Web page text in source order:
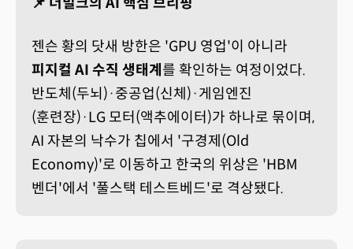
젠슨 황의 닷새 방한은 'GPU 영업'이 아니라
피지컬 AI 수직 생태계 를 확인하는 여정이었다.
반도체(두뇌)·중공업(신체)·게임엔진
(훈련장)·LG 모터(액추에이터)가 하나로 묶이며,
AI 자본의 낙수가 칩에서 '구경제(Old
Economy)'로 이동하고 한국의 위상은 'HBM
벤더'에서 '풀스택 테스트베드'로 격상됐다.